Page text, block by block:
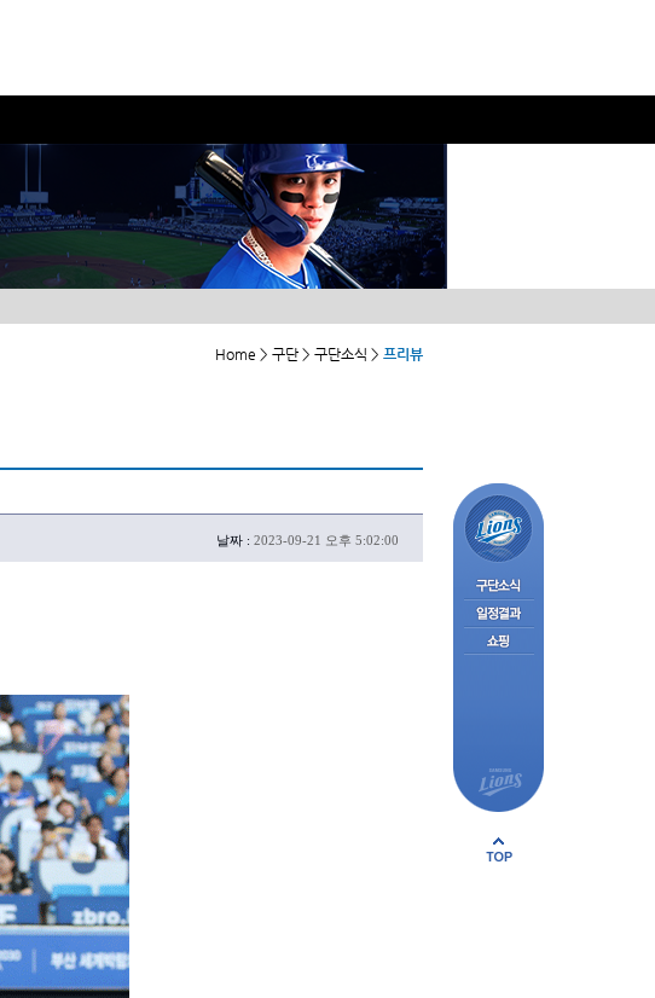
Home > 구단 > 구단소식 > 프리뷰
날짜 : 2023-09-21 오후 5:02:00